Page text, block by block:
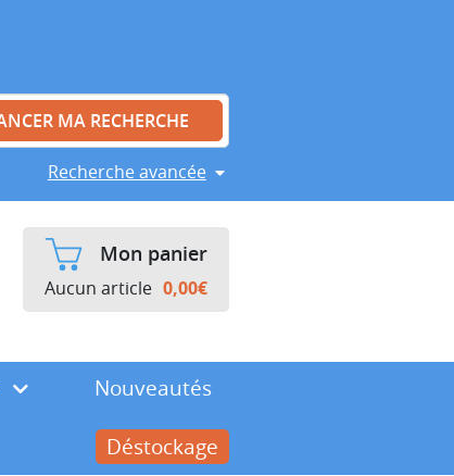
Recherche avancée
Mon panier
Aucun article 0,00€
Nouveautés
Déstockage